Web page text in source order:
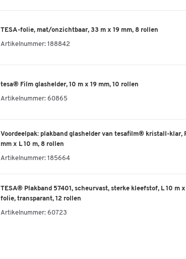
TESA-folie, mat/onzichtbaar, 33 m x 19 mm, 8 rollen
Artikelnummer: 188842
tesa® Film glashelder, 10 m x 19 mm, 10 rollen
Artikelnummer: 60865
Voordeelpak: plakband glashelder van tesafilm® kristall-klar,
mm x L 10 m, 8 rollen
Artikelnummer: 185664
TESA® Plakband 57401, scheurvast, sterke kleefstof, L 10 m x
folie, transparant, 12 rollen
Artikelnummer: 60723